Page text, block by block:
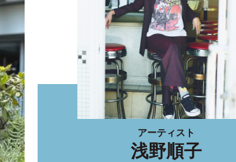
アーティスト
浅野順子